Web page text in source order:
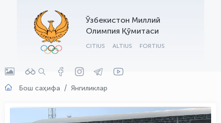
Ўзбекистон Миллий
Олимпия Қўмитаси
CITIUS ALTIUS FORTIUS
Бош саҳифа Янгиликлар
OLYMPCHIK AI - yordamchi
Онлайн · olympic.uz